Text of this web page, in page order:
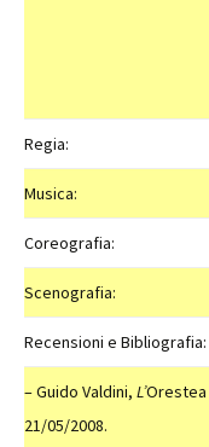
Regia:
Musica:
Coreografia:
Scenografia:
Recensioni e Bibliografia:
– Guido Valdini, L’Orestea
21/05/2008.